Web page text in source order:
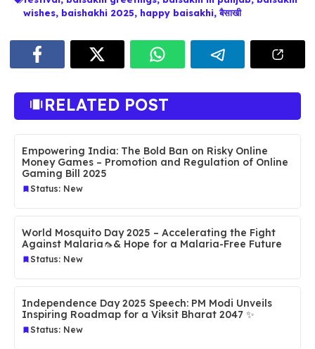
wishes, baishakhi 2025, happy baisakhi,बैसाखी
RELATED POST
Empowering India: The Bold Ban on Risky Online
Money Games – Promotion and Regulation of Online
Gaming Bill 2025
Status: New
World Mosquito Day 2025 – Accelerating the Fight
Against Malaria🦟& Hope for a Malaria-Free Future
Status: New
Independence Day 2025 Speech: PM Modi Unveils
Inspiring Roadmap for a Viksit Bharat 2047 ✨
Status: New